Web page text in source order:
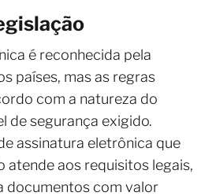
é reconhecida pela
países, mas as regras
com a natureza do
de segurança exigido.
assinatura eletrônica que
atende aos requisitos legais,
documentos com valor